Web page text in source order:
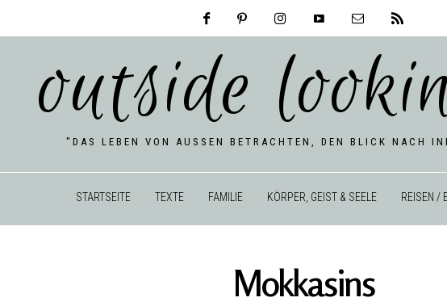
outside
"DAS LEBEN VON AUSSEN BETRACHTEN, DEN BLICK NACH
START­SEITE TEXTE FAMILIE KÖRPER, GEIST & SEELE REISEN /
Mokkasins